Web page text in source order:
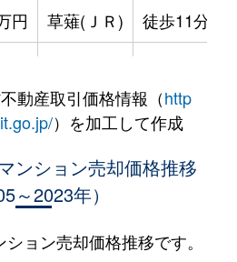
円 草薙(ＪＲ) 徒歩11分
清水(静岡) 徒歩45分
円 新清水
新清水 徒歩10分
動産取引価格情報（http
）を加工して作成
ンション売却価格推移
～2023年）
ョン売却価格推移です。